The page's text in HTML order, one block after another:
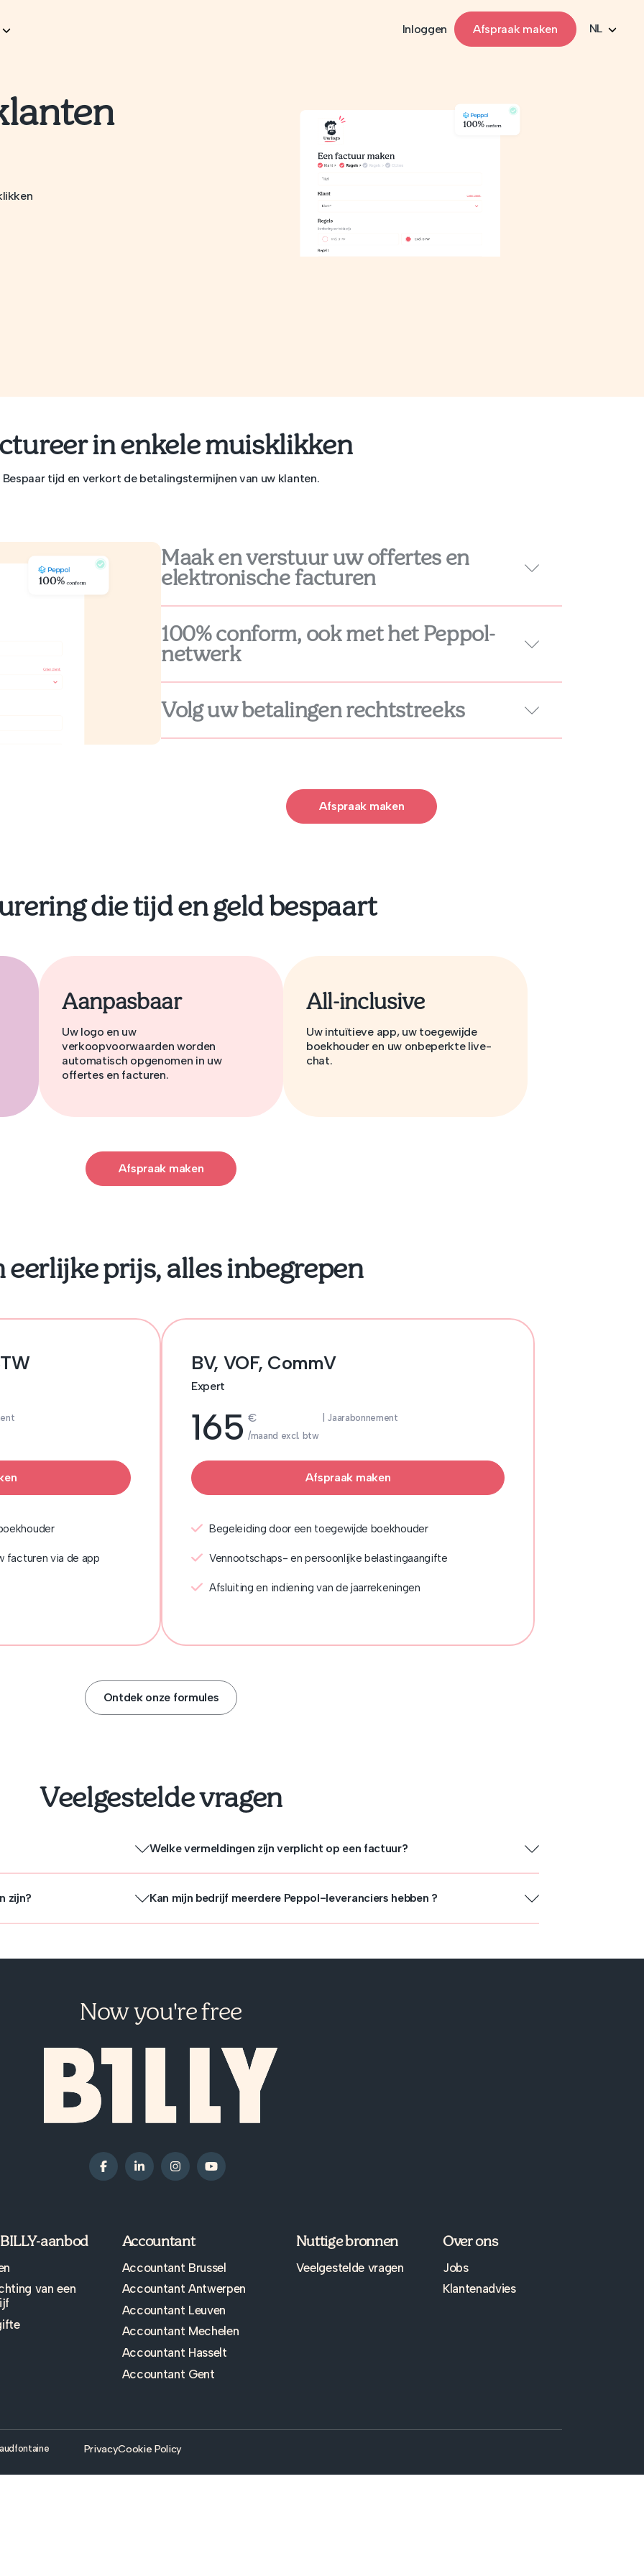
Inloggen Afspraak maken NL
in enkele muisklikken
Bespaar tijd en verkort de betalingstermijnen van uw klanten.
Maak en verstuur uw offertes en
elektronische facturen
100% conform, ook met het Peppol-
netwerk
Volg uw betalingen rechtstreeks
Afspraak maken
die tijd en geld bespaart
Aanpasbaar
Uw logo en uw
verkoopvoorwaarden worden
automatisch opgenomen in uw
offertes en facturen.
All-inclusive
Uw intuïtieve app, uw toegewijde
boekhouder en uw onbeperkte live-
chat.
Afspraak maken
eerlijke prijs, alles inbegrepen
facturen via de app
BV, VOF, CommV
Expert
165 €
/maand excl. btw
| Jaarabonnement
Afspraak maken
Begeleiding door een toegewijde boekhouder
Vennootschaps- en persoonlijke belastingaangifte
Afsluiting en indiening van de jaarrekeningen
Ontdek onze formules
Veelgestelde vragen
Welke vermeldingen zijn verplicht op een factuur?
zijn? Kan mijn bedrijf meerdere Peppol-leveranciers hebben ?
Now you're free
aanbod
van een
Accountant
Accountant Brussel
Accountant Antwerpen
Accountant Leuven
Accountant Mechelen
Accountant Hasselt
Accountant Gent
Nuttige bronnen
Veelgestelde vragen
Over ons
Jobs
Klantenadvies
PrivacyCookie Policy